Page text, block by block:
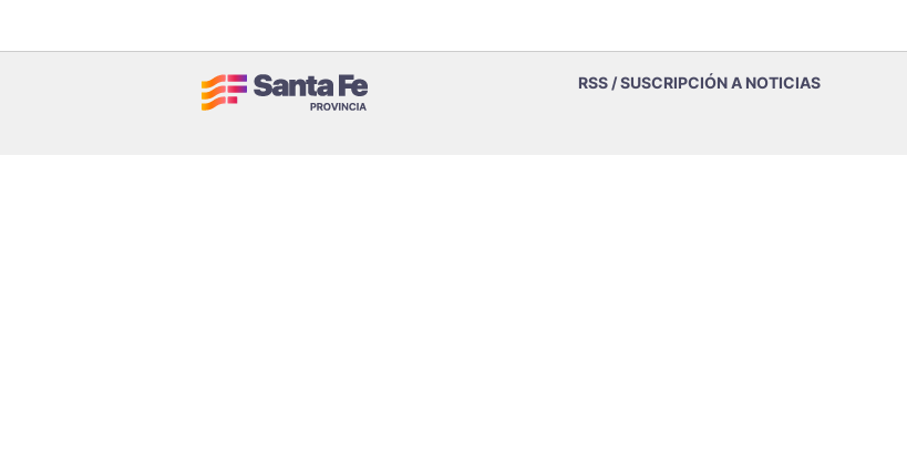
RSS / SUSCRIPCIÓN A NOTICIAS